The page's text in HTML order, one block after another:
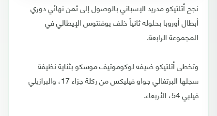
نجح أتلتيكو مدريد الإسباني بالوصول إلى ثمن نهائي دوري
أبطال أوروبا بحلوله ثانياً خلف يوفنتوس الإيطالي في
المجموعة الرابعة.
وتخطى أتلتيكو ضيفه لوكوموتيف موسكو بثناية نظيفة
سجلها البرتغالي جواو فيليكس من ركلة جزاء 17، والبرازيلي
فيلبي 54، الأربعاء.